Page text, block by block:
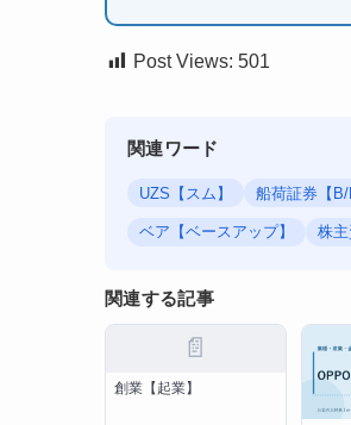
Post Views: 501
関連ワード
UZS【スム】 船荷証券【B/
ベア【ベースアップ】 株主
関連する記事
📄
創業【起業】